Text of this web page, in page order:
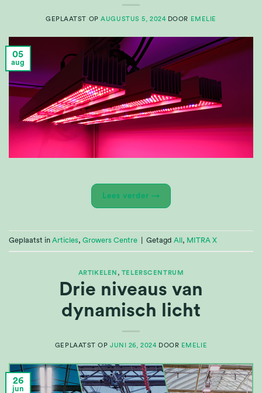
GEPLAATST OPAUGUSTUS 5, 2024 DOOR EMELIE
05
aug
Lees verder →
Geplaatst in Articles, Growers Centre Getagd All , MITRA X
ARTIKELEN , TELERSCENTRUM
Drie niveaus van
dynamisch licht
GEPLAATST OPJUNI 26, 2024 DOOR EMELIE
26
jun